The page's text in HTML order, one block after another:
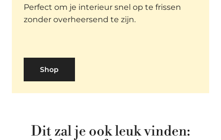
Perfect om je interieur snel op te frissen
zonder overheersend te zijn.
Shop
Dit zal je ook leuk vinden: